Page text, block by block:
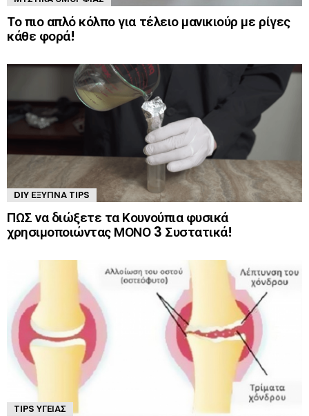
Το πιο απλό κόλπο για τέλειο μανικιούρ με ρίγες
κάθε φορά!
DIY ΈΞΥΠΝΑ TIPS
ΠΩΣ να διώξετε τα Κουνούπια φυσικά
χρησιμοποιώντας ΜΟΝΟ 3 Συστατικά!
TIPS ΥΓΕΊΑΣ